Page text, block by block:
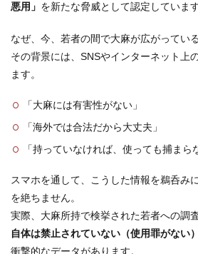
悪用」 を新たな脅威として認定しています
なぜ、今、若者の間で大麻が広がってい
その背景には、SNSやインターネット上
ます。
「大麻には有害性がない」
「海外では合法だから大丈夫」
「持っていなければ、使っても捕まら
スマホを通して、こうした情報を鵜呑み
を絶ちません。
実際、大麻所持で検挙された若者への調査
自体は禁止されていない（使用罪がない
衝撃的なデータがあります。